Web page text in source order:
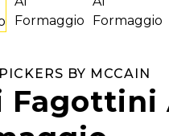
BY MCCAIN
Fagottini